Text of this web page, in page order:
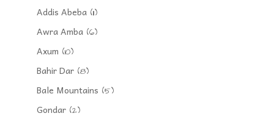
Addis Abeba(11)
Awra Amba(6)
Axum (10)
Bahir Dar(8)
Bale Mountains (5)
Gondar(2)